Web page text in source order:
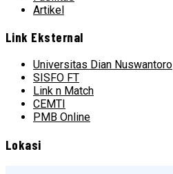
Artikel
Link Eksternal
Universitas Dian Nuswantoro
SISFO FT
Link n Match
CEMTI
PMB Online
Lokasi